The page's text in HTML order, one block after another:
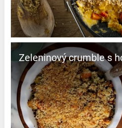
Zeleninový crumble s